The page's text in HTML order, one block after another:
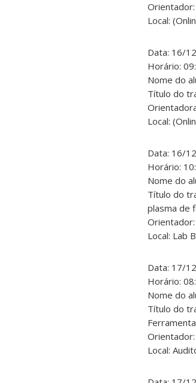
Local:
Data: 16/
Horário:
Nome do
Título do
Local:
Data: 16/
Horário:
Nome do
Título do
plasma de
Orientador:
Local: Lab
Data: 17/
Horário:
Nome do
Título do
Local: